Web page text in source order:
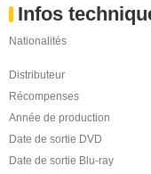
Infos
Nationalités
Distributeur
Récompenses
Année de production
Date de sortie DVD
Date de sortie Blu-ray